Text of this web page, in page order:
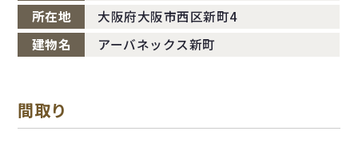
所在地
大阪府大阪市西区新町4
建物名
アーバネックス新町
間取り